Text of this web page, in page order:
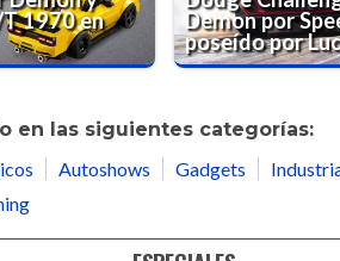
1970 en
Demon por
poseído por
en las siguientes categorías:
Autoshows Gadgets